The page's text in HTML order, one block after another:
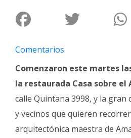
Fúnebres
Comentarios
Comenzaron este martes
la restaurada Casa sobre el
calle Quintana 3998, y la gran
y vecinos que quieren
arquitectónica maestra de